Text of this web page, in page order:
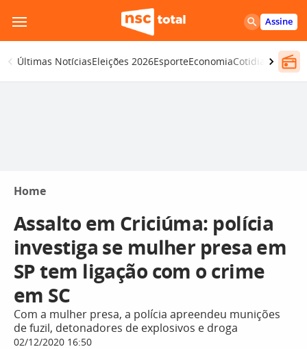
para
o
conteúdo
Assine
Últimas NotíciasEleições 2026EsporteEconomiaCotidiano
Home
Assalto em Criciúma: polícia
investiga se mulher presa em
SP tem ligação com o crime
em SC
Com a mulher presa, a polícia apreendeu munições
de fuzil, detonadores de explosivos e droga
02/12/2020 16:50